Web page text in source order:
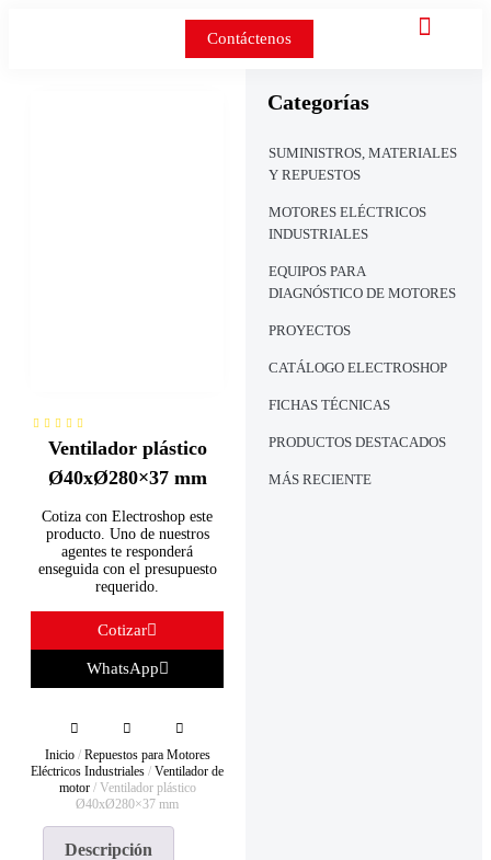
Contáctenos
Categorías
SUMINISTROS, MATERIALES
Y REPUESTOS
MOTORES ELÉCTRICOS
INDUSTRIALES
EQUIPOS PARA
DIAGNÓSTICO DE MOTORES
PROYECTOS
CATÁLOGO ELECTROSHOP
FICHAS TÉCNICAS
PRODUCTOS DESTACADOS
MÁS RECIENTE
Ventilador plástico
Ø40xØ280×37 mm
Cotiza con Electroshop este
producto. Uno de nuestros
agentes te responderá
enseguida con el presupuesto
requerido.
Cotizar
WhatsApp
Inicio/ Repuestos para Motores
Eléctricos Industriales / Ventilador de
motor/ Ventilador plástico
Ø40xØ280×37 mm
Descripción